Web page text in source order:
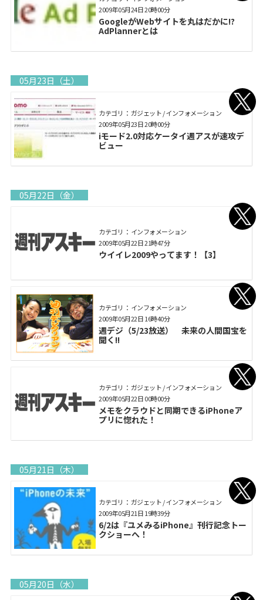
GoogleがWebサイトを丸はだかに!?
AdPlannerとは
2009年05月24日 20時00分
05月23日（土）
カテゴリ： ガジェット / インフォメーション
iモード2.0対応ケータイ週アスが速攻デ
ビュー
2009年05月23日 20時00分
05月22日（金）
カテゴリ： インフォメーション
ウイイレ2009やってます！【3】
2009年05月22日 21時47分
カテゴリ： インフォメーション
週デジ（5/23放送） 未来の人間国宝を
聞く!!
2009年05月22日 16時40分
カテゴリ： ガジェット / インフォメーション
メモをクラウドと同期できるiPhoneア
プリに惚れた！
2009年05月22日 00時00分
05月21日（木）
カテゴリ： ガジェット / インフォメーション
6/2は『ユメみるiPhone』刊行記念トー
クショーへ！
2009年05月21日 19時39分
05月20日（水）